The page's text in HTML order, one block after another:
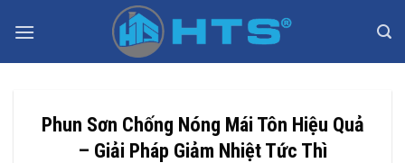
qua
Phun Sơn Chống Nóng Mái Tôn Hiệu Quả
– Giải Pháp Giảm Nhiệt Tức Thì